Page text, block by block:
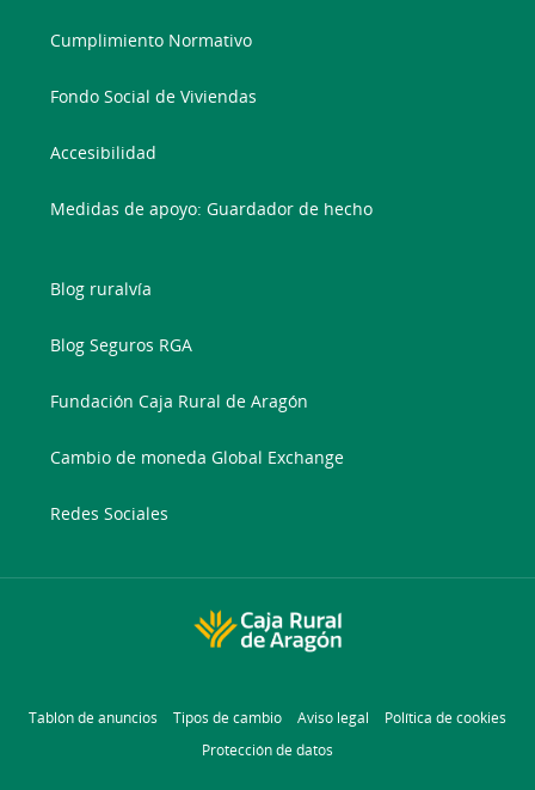
Cumplimiento Normativo
Fondo Social de Viviendas
Accesibilidad
Medidas de apoyo: Guardador de hecho
Blog ruralvía
Blog Seguros RGA
Fundación Caja Rural de Aragón
Cambio de moneda Global Exchange
Redes Sociales
Tablón de anuncios Tipos de cambio Aviso legal
Política de cookies
Protección de datos